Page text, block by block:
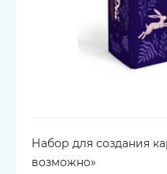
Набор для создания
возможно»